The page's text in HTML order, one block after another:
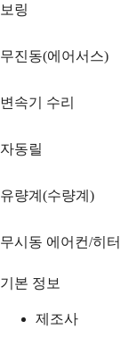
보링
무진동(에어서스)
변속기 수리
자동릴
유량계(수량계)
무시동 에어컨/히터
기본 정보
제조사